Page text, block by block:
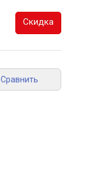
Скидка
Сравнить